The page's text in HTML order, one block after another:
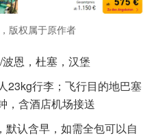
版权属于原作者
恩，杜塞，汉堡
23kg行李；飞行目的地巴塞
，含酒店机场接送
认含早，如需全包可以自